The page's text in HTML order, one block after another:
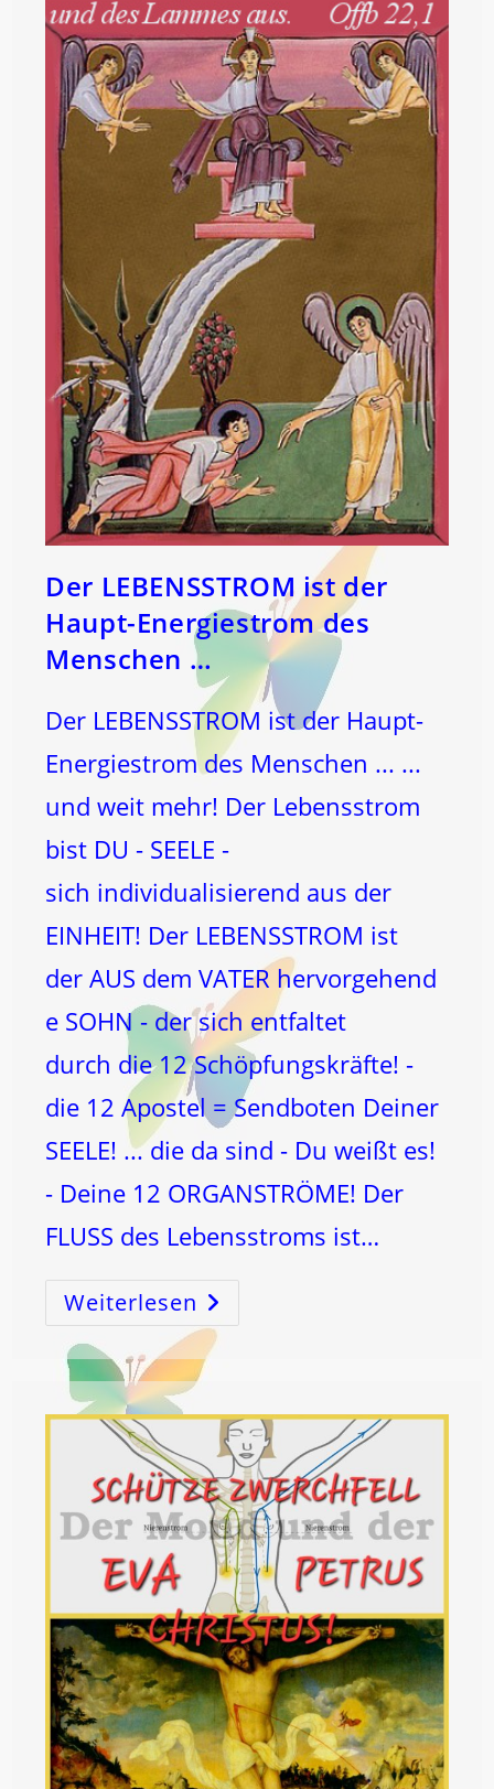
Der LEBENSSTROM ist der
Haupt-Energiestrom des
Menschen …
Der LEBENSSTROM ist der Haupt-
Energiestrom des Menschen ... ...
und weit mehr! Der Lebensstrom
bist DU - SEELE -
sich individualisierend aus der
EINHEIT! Der LEBENSSTROM ist
der AUS dem VATER hervorgehend
e SOHN - der sich entfaltet
durch die 12 Schöpfungskräfte! -
die 12 Apostel = Sendboten Deiner
SEELE! ... die da sind - Du weißt es!
- Deine 12 ORGANSTRÖME! Der
FLUSS des Lebensstroms ist…
Weiterlesen Der
LEBENSSTROM
Ist
Der
Haupt-
Energiestrom
…